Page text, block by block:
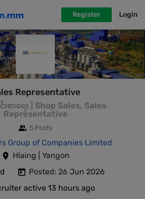
Register Login
Representative
စာရေး | Shop Sales, Sales
Representative
5 Posts
Group of Companies Limited
Hlaing | Yangon
Posted: 26 Jun 2026
active 13 hours ago